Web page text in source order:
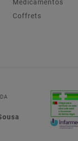
Medicamentos
Coffrets